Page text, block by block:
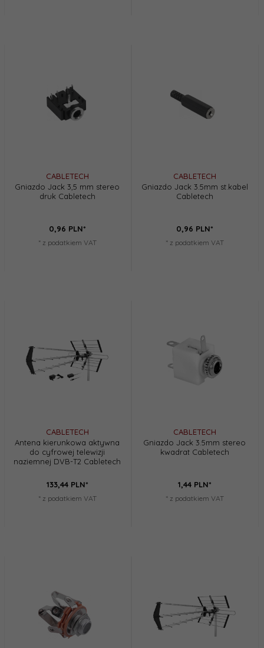
CABLETECH
Gniazdo Jack 3,5 mm stereo
druk Cabletech
0,96 PLN*
* z podatkiem VAT
CABLETECH
Gniazdo Jack 3.5mm st.kabel
Cabletech
0,96 PLN*
* z podatkiem VAT
CABLETECH
Antena kierunkowa aktywna
do cyfrowej telewizji
naziemnej DVB-T2 Cabletech
133,44 PLN*
* z podatkiem VAT
CABLETECH
Gniazdo Jack 3.5mm stereo
kwadrat Cabletech
1,44 PLN*
* z podatkiem VAT